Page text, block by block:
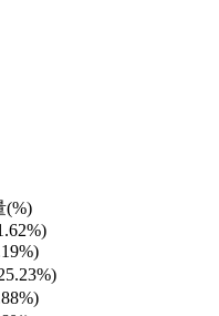
衍生性商品
(%)
%)
%)
%)
%)